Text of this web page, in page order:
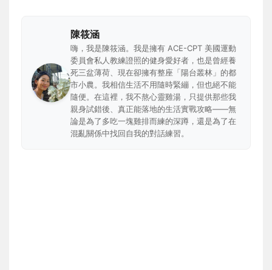
陳筱涵
嗨，我是陳筱涵。我是擁有 ACE-CPT 美國運動
委員會私人教練證照的健身愛好者，也是曾經養
死三盆薄荷、現在卻擁有整座「陽台叢林」的都
市小農。我相信生活不用隨時緊繃，但也絕不能
隨便。在這裡，我不熬心靈雞湯，只提供那些我
親身試錯後、真正能落地的生活實戰攻略——無
論是為了多吃一塊雞排而練的深蹲，還是為了在
混亂關係中找回自我的對話練習。